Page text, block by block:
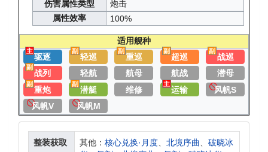
伤害属性类型
炮击
属性效率
100%
适用舰种
主
驱逐
副
轻巡
副
重巡
副
超巡
副
战巡
副
战列 轻航 航母 航战 潜母
副
重炮
副
潜艇 维修
主
运输
风帆S
风帆V
风帆M
整装获取 其他： 核心兑换·月度 北境序曲
破晓冰